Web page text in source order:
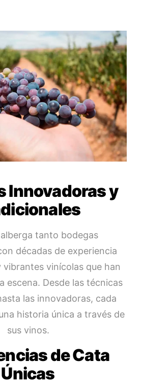
Innovadoras y
tanto bodegas
décadas de experiencia
vibrantes vinícolas que han
escena. Desde las técnicas
las innovadoras, cada
historia única a través de
sus vinos.
de Cata
Únicas